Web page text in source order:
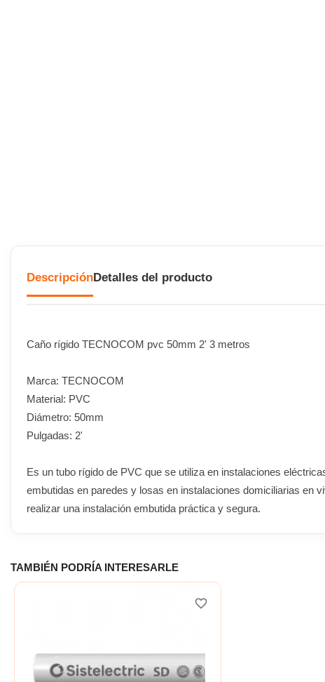
DescripciónDetalles del producto
Caño rígido TECNOCOM pvc 50mm 2' 3 metros
Marca: TECNOCOM
Material: PVC
Diámetro: 50mm
Pulgadas: 2'
Es un tubo rígido de PVC que se utiliza en instalaciones
embutidas en paredes y losas en instalaciones domiciliarias en
realizar una instalación embutida práctica y segura.
TAMBIÉN PODRÍA INTERESARLE
favorite_border